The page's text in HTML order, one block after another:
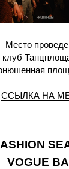
Место
клуб
ССЫЛКА НА
VOGUE